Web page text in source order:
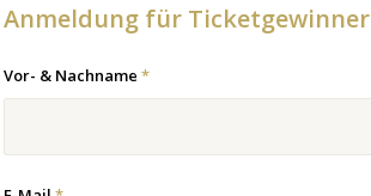
Anmeldung für Ticketgewinner
Vor- & Nachname*